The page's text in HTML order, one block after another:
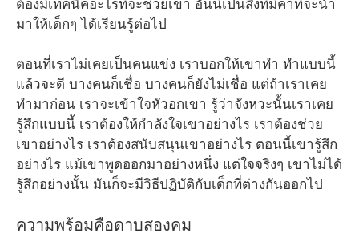
ต้องมีเทคนิคอะไรที่จะช่วยเขา อันนี้เป็นสิ่งที่มีค่าที่จะนำ
มาให้เด็กๆ ได้เรียนรู้ต่อไป
ตอนที่เราไม่เคยเป็นคนแข่ง เราบอกให้เขาทำ ทำแบบนี้
แล้วจะดี บางคนก็เชื่อ บางคนก็ยังไม่เชื่อ แต่ถ้าเราเคย
ทำมาก่อน เราจะเข้าใจหัวอกเขา รู้ว่าจังหวะนั้นเราเคย
รู้สึกแบบนี้ เราต้องให้กำลังใจเขาอย่างไร เราต้องช่วย
เขาอย่างไร เราต้องสนับสนุนเขาอย่างไร ตอนนี้เขารู้สึก
อย่างไร แม้เขาพูดออกมาอย่างหนึ่ง แต่ใจจริงๆ เขาไม่ได้
รู้สึกอย่างนั้น มันก็จะมีวิธีปฏิบัติกับเด็กที่ต่างกันออกไป
ความพร้อมคือดาบสองคม